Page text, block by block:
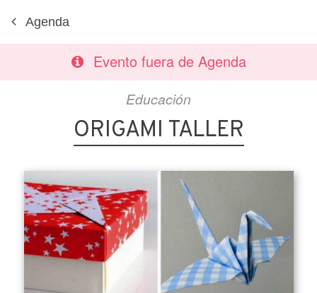
Agenda
Evento fuera de Agenda
Educación
ORIGAMI TALLER